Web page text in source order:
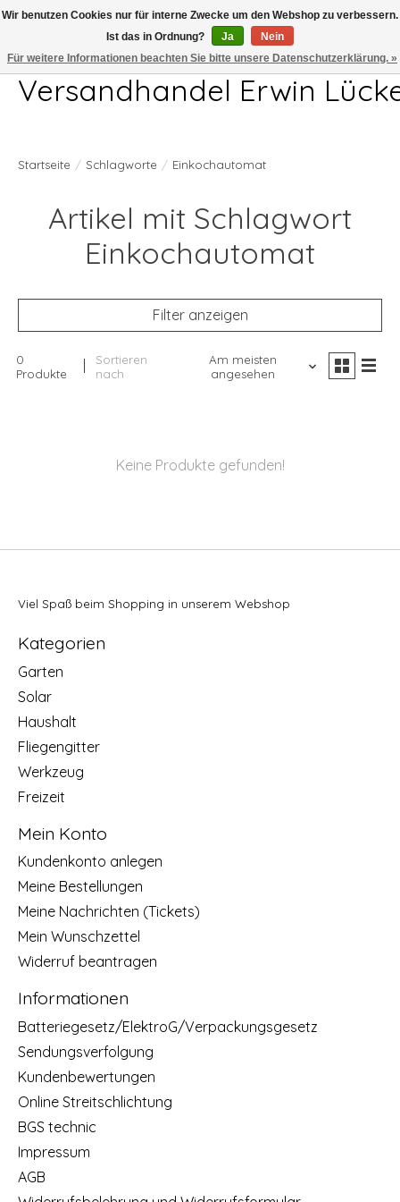
Telefon 04407 715872 MO-DO 7.00-17.00Uhr FR 7.00-13.00Uhr
Versandhandel Erwin
Startseite / Schlagworte / Einkochautomat
Artikel mit Schlagwort
Einkochautomat
Filter anzeigen
0
Produkte
Sortieren
nach
Am meisten
angesehen
Keine Produkte gefunden!
Viel Spaß beim Shopping in unserem Webshop
Kategorien
Garten
Solar
Haushalt
Fliegengitter
Werkzeug
Freizeit
Mein Konto
Kundenkonto anlegen
Meine Bestellungen
Meine Nachrichten (Tickets)
Mein Wunschzettel
Widerruf beantragen
Informationen
Batteriegesetz/ElektroG/Verpackungsgesetz
Sendungsverfolgung
Kundenbewertungen
Online Streitschlichtung
BGS technic
Impressum
AGB
Wir benutzen Cookies nur für interne Zwecke um den Webshop zu verbessern.
Ist das in Ordnung?
Ja
Nein
Für weitere Informationen beachten Sie bitte unsere Datenschutzerklärung. »